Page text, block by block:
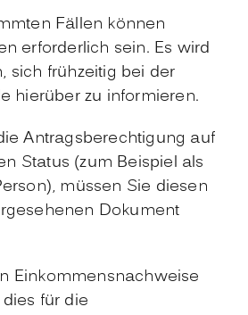
Fällen können
erforderlich sein. Es wird
sich frühzeitig bei der
hierüber zu informieren.
Antragsberechtigung auf
Status (zum Beispiel als
müssen Sie diesen
Dokument
Einkommensnachweise
für die